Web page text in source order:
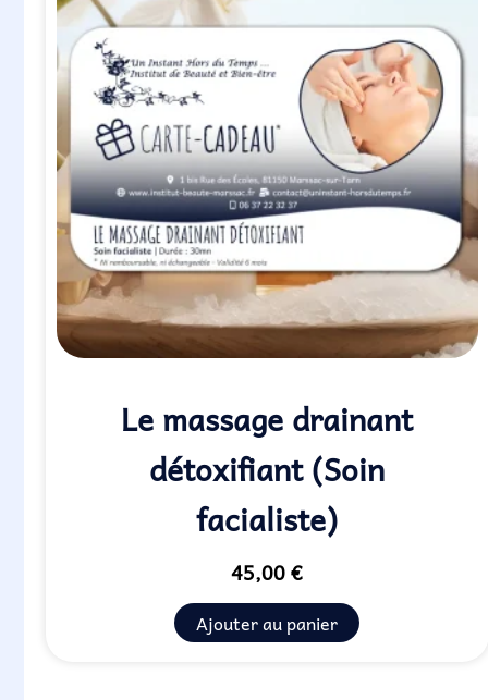
Le massage drainant
détoxifiant (Soin
facialiste)
45,00€
Ajouter au panier